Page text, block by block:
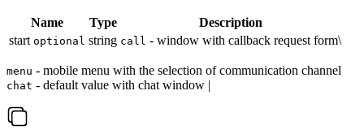
Name Type
Description
start optional string call - window with callback request form\
menu - mobile menu with the selection of communication channel
chat - default value with chat window |